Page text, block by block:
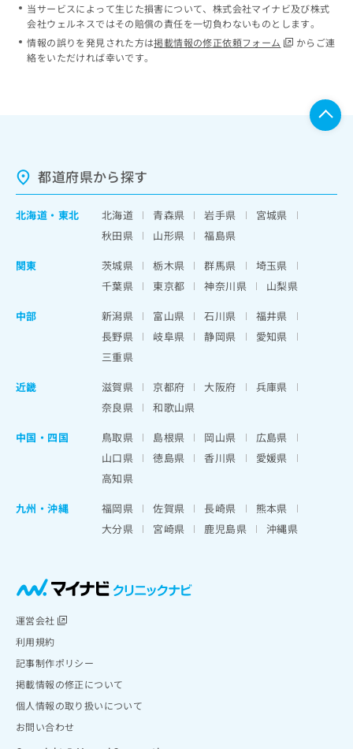
当サービスによって生じた損害について、株式会社マイナビ及び株式
会社ウェルネスではその賠償の責任を一切負わないものとします。
情報の誤りを発見された方は掲載情報の修正依頼フォーム
からご連
絡をいただければ幸いです。
都道府県から探す
北海道 ・ 東北 北海道 青森県 岩手県
宮城県
秋田県
山形県
福島県
関東
茨城県 栃木県 群馬県
埼玉県
千葉県
東京都 神奈川県
山梨県
中部
新潟県 富山県 石川県
福井県
長野県
岐阜県 静岡県
愛知県
三重県
近畿
滋賀県 京都府 大阪府
兵庫県
奈良県
和歌山県
中国・四国
鳥取県 島根県 岡山県
広島県
山口県
徳島県 香川県
愛媛県
高知県
九州・沖縄
福岡県 佐賀県 長崎県
熊本県
大分県
宮崎県 鹿児島県 沖縄県
運営会社
利用規約
記事制作ポリシー
掲載情報の修正について
個人情報の取り扱いについて
お問い合わせ